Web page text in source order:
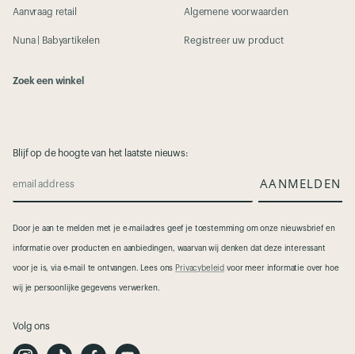
Aanvraag retail
Nuna | Babyartikelen
Zoek een winkel
Algemene voorwaarden
Registreer uw product
Blijf op de hoogte van het laatste nieuws:
email address AANMELDEN
Door je aan te melden met je e-mailadres geef je toestemming om onze nieuwsbrief en
informatie over producten en aanbiedingen, waarvan wij denken dat deze interessant
voor je is, via e-mail te ontvangen. Lees ons Privacybeleid voor meer informatie over hoe
wij je persoonlijke gegevens verwerken.
Volg ons